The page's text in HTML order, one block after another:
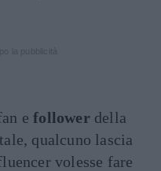
efollowerdella
qualcuno lascia
volesse fare